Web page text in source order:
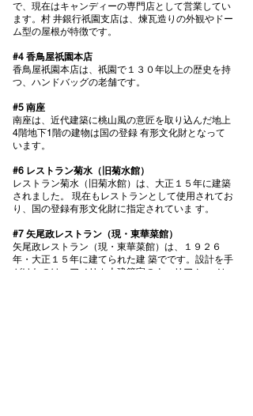
で、現在はキャンディーの専⾨店として営業してい
ます。村 井銀⾏祇園⽀店は、煉⽡造りの外観やドー
ム型の屋根が特徴です。
#4 ⾹⿃屋祇園本店
⾹⿃屋祇園本店は、祇園で１３０年以上の歴史を持
つ、ハンドバッグの⽼舗です。
#5 南座
南座は、近代建築に桃⼭⾵の意匠を取り込んだ地上
4階地下1階の建物は国の登録 有形⽂化財となって
います。
#6 レストラン菊⽔（旧菊⽔館）
レストラン菊⽔（旧菊⽔館）は、⼤正１５年に建築
されました。 現在もレストランとして使⽤されてお
り、国の登録有形⽂化財に指定されていま す。
#7 ⽮尾政レストラン（現・東華菜館）
⽮尾政レストラン（現・東華菜館）は、１９２６
年・⼤正１５年に建てられた建 築でです。設計を⼿
がけたのは、アメリカ⼈建築家のウィリアム・メレ